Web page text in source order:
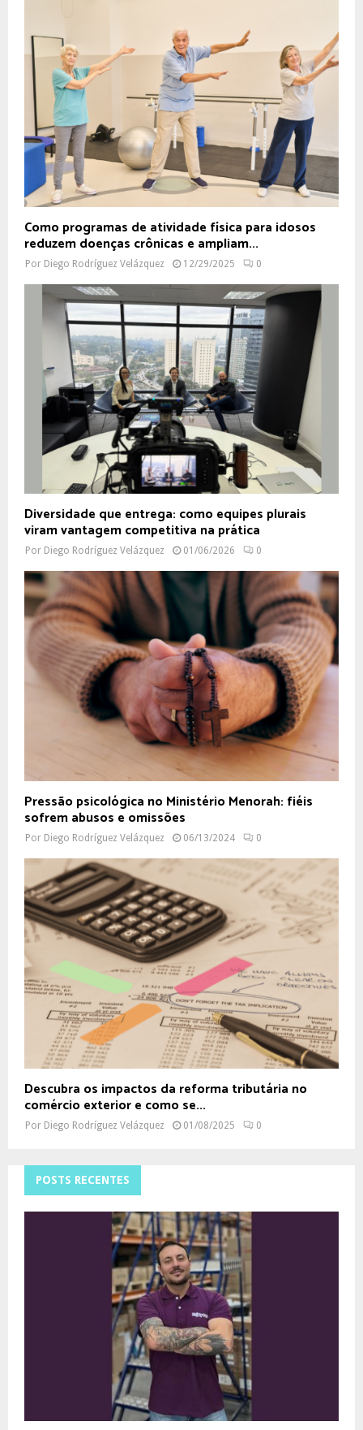
Como programas de atividade física para idosos
reduzem doenças crônicas e ampliam...
Por Diego Rodríguez Velázquez 12/29/2025 0
Diversidade que entrega: como equipes plurais
viram vantagem competitiva na prática
Por Diego Rodríguez Velázquez 01/06/2026 0
Pressão psicológica no Ministério Menorah: fiéis
sofrem abusos e omissões
Por Diego Rodríguez Velázquez 06/13/2024 0
Descubra os impactos da reforma tributária no
comércio exterior e como se...
Por Diego Rodríguez Velázquez 01/08/2025 0
POSTS RECENTES